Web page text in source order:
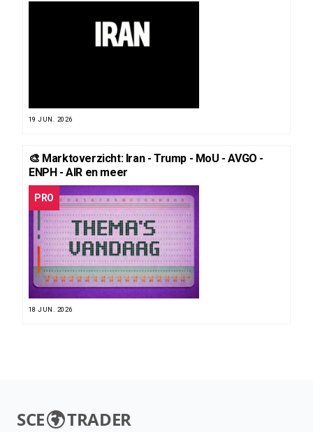
19 JUN. 2026
🎨 Marktoverzicht: Iran - Trump - MoU - AVGO -
ENPH - AIR en meer
PRO
18 JUN. 2026
SCE TRADER